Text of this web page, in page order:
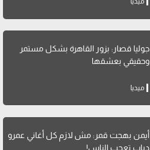
جوليا قصار: بزور القاهرة بشكل مستمر
وحقيقي بعشقها
ميديا
أيمن بهجت قمر: مش لازم كل أغاني عمرو
دياب تعجب الناس!